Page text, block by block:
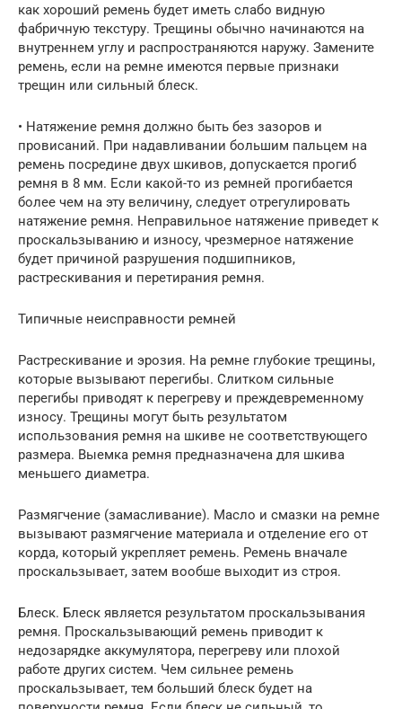
как хороший ремень будет иметь слабо видную
фабричную текстуру. Трещины обычно начинаются на
внутреннем углу и распространяются наружу. Замените
ремень, если на ремне имеются первые признаки
трещин или сильный блеск.
• Натяжение ремня должно быть без зазоров и
провисаний. При надавливании большим пальцем на
ремень посредине двух шкивов, допускается прогиб
ремня в 8 мм. Если какой-то из ремней прогибается
более чем на эту величину, следует отрегулировать
натяжение ремня. Неправильное натяжение приведет к
проскальзыванию и износу, чрезмерное натяжение
будет причиной разрушения подшипников,
растрескивания и перетирания ремня.
Типичные неисправности ремней
Растрескивание и эрозия. На ремне глубокие трещины,
которые вызывают перегибы. Слитком сильные
перегибы приводят к перегреву и преждевременному
износу. Трещины могут быть результатом
использования ремня на шкиве не соответствующего
размера. Выемка ремня предназначена для шкива
меньшего диаметра.
Размягчение (замасливание). Масло и смазки на ремне
вызывают размягчение материала и отделение его от
корда, который укрепляет ремень. Ремень вначале
проскальзывает, затем вообше выходит из строя.
Блеск. Блеск является результатом проскальзывания
ремня. Проскальзывающий ремень приводит к
недозарядке аккумулятора, перегреву или плохой
работе других систем. Чем сильнее ремень
проскальзывает, тем больший блеск будет на